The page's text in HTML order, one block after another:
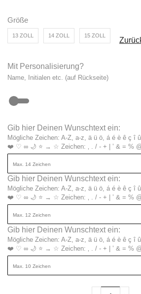
Größe
13 ZOLL 14 ZOLL 15 ZOLL
Mit Personalisierung?
Name, Initialen etc. (auf Rückseite)
Gib hier Deinen Wunschtext ein:
Mögliche Zeichen: A-Z, a-z, ä ü ö, á é è ê ç î
❤️ ♡ ∞ 🌙 ⭐ → ☆ Zeichen: ‚ . / - + | ’ & = % @
Gib hier Deinen Wunschtext ein:
Mögliche Zeichen: A-Z, a-z, ä ü ö, á é è ê ç î
❤️ ♡ ∞ 🌙 ⭐ → ☆ Zeichen: ‚ . / - + | ’ & = %
Gib hier Deinen Wunschtext ein:
Mögliche Zeichen: A-Z, a-z, ä ü ö, á é è ê ç î
❤️ ♡ ∞ 🌙 ⭐ → ☆ Zeichen: ‚ . / - + | ’ & = %